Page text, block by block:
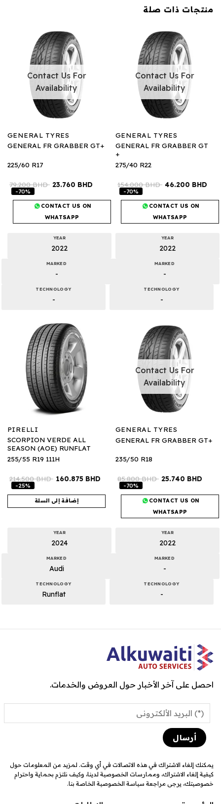
منتجات ذات صلة
Contact Us For
Availability
GENERAL TYRES
GENERAL FR GRABBER GT
+
275/40 R22
154.000BHD 46.200 BHD
-70%
CONTACT US ON
WHATSAPP
YEAR
2022
MARKED
-
TECHNOLOGY
-
Contact Us For
Availability
GENERAL TYRES
GENERAL FR GRABBER GT+
225/60 R17
79.200BHD 23.760 BHD
-70%
CONTACT US ON
WHATSAPP
YEAR
2022
MARKED
-
TECHNOLOGY
-
Contact Us For
Availability
GENERAL TYRES
GENERAL FR GRABBER GT+
235/50 R18
85.800BHD 25.740 BHD
-70%
CONTACT US ON
WHATSAPP
YEAR
2022
MARKED
-
TECHNOLOGY
-
PIRELLI
SCORPION VERDE ALL
SEASON (AOE) RUNFLAT
255/55 R19 111H
214.500BHD 160.875 BHD
-25%
إضافة إلى السلة
YEAR
2024
MARKED
Audi
TECHNOLOGY
Runflat
احصل على آخر الأخبار حول العروض والخدمات.
يمكنك إلغاء الاشتراك في هذه الاتصالات في أي وقت. لمزيد من المعلومات حول
كيفية إلغاء الاشتراك، وممارسات الخصوصية لدينا، وكيف نلتزم بحماية واحترام
خصوصيتك، يرجى مراجعة سياسة الخصوصية الخاصة بنا.